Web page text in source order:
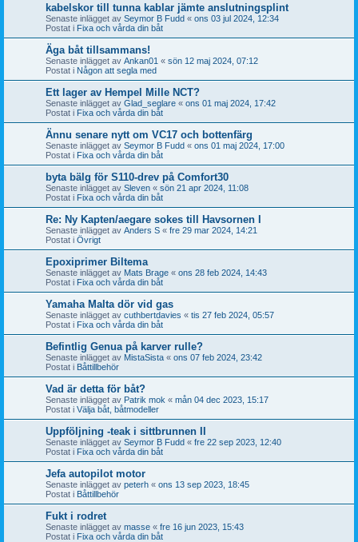
kabelskor till tunna kablar jämte anslutningsplint
Senaste inlägget av Seymor B Fudd « ons 03 jul 2024, 12:34
Postat i Fixa och vårda din båt
Äga båt tillsammans!
Senaste inlägget av Ankan01 « sön 12 maj 2024, 07:12
Postat i Någon att segla med
Ett lager av Hempel Mille NCT?
Senaste inlägget av Glad_seglare « ons 01 maj 2024, 17:42
Postat i Fixa och vårda din båt
Ännu senare nytt om VC17 och bottenfärg
Senaste inlägget av Seymor B Fudd « ons 01 maj 2024, 17:00
Postat i Fixa och vårda din båt
byta bälg för S110-drev på Comfort30
Senaste inlägget av Sleven « sön 21 apr 2024, 11:08
Postat i Fixa och vårda din båt
Re: Ny Kapten/aegare sokes till Havsornen I
Senaste inlägget av Anders S « fre 29 mar 2024, 14:21
Postat i Övrigt
Epoxiprimer Biltema
Senaste inlägget av Mats Brage « ons 28 feb 2024, 14:43
Postat i Fixa och vårda din båt
Yamaha Malta dör vid gas
Senaste inlägget av cuthbertdavies « tis 27 feb 2024, 05:57
Postat i Fixa och vårda din båt
Befintlig Genua på karver rulle?
Senaste inlägget av MistaSista « ons 07 feb 2024, 23:42
Postat i Båttillbehör
Vad är detta för båt?
Senaste inlägget av Patrik mok « mån 04 dec 2023, 15:17
Postat i Välja båt, båtmodeller
Uppföljning -teak i sittbrunnen II
Senaste inlägget av Seymor B Fudd « fre 22 sep 2023, 12:40
Postat i Fixa och vårda din båt
Jefa autopilot motor
Senaste inlägget av peterh « ons 13 sep 2023, 18:45
Postat i Båttillbehör
Fukt i rodret
Senaste inlägget av masse « fre 16 jun 2023, 15:43
Postat i Fixa och vårda din båt